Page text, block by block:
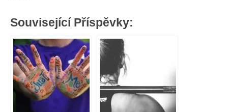
Související Příspěvky: